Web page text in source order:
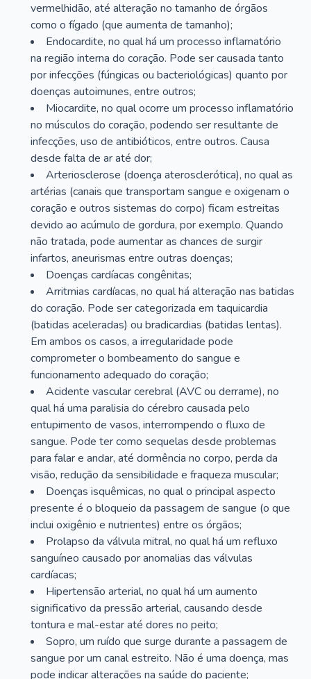
vermelhidão, até alteração no tamanho de órgãos
como o fígado (que aumenta de tamanho);
Endocardite, no qual há um processo inflamatório
na região interna do coração. Pode ser causada tanto
por infecções (fúngicas ou bacteriológicas) quanto por
doenças autoimunes, entre outros;
Miocardite, no qual ocorre um processo inflamatório
no músculos do coração, podendo ser resultante de
infecções, uso de antibióticos, entre outros. Causa
desde falta de ar até dor;
Arteriosclerose (doença aterosclerótica), no qual as
artérias (canais que transportam sangue e oxigenam o
coração e outros sistemas do corpo) ficam estreitas
devido ao acúmulo de gordura, por exemplo. Quando
não tratada, pode aumentar as chances de surgir
infartos, aneurismas entre outras doenças;
Doenças cardíacas congênitas;
Arritmias cardíacas, no qual há alteração nas batidas
do coração. Pode ser categorizada em taquicardia
(batidas aceleradas) ou bradicardias (batidas lentas).
Em ambos os casos, a irregularidade pode
comprometer o bombeamento do sangue e
funcionamento adequado do coração;
Acidente vascular cerebral (AVC ou derrame), no
qual há uma paralisia do cérebro causada pelo
entupimento de vasos, interrompendo o fluxo de
sangue. Pode ter como sequelas desde problemas
para falar e andar, até dormência no corpo, perda da
visão, redução da sensibilidade e fraqueza muscular;
Doenças isquêmicas, no qual o principal aspecto
presente é o bloqueio da passagem de sangue (o que
inclui oxigênio e nutrientes) entre os órgãos;
Prolapso da válvula mitral, no qual há um refluxo
sanguíneo causado por anomalias das válvulas
cardíacas;
Hipertensão arterial, no qual há um aumento
significativo da pressão arterial, causando desde
tontura e mal-estar até dores no peito;
Sopro, um ruído que surge durante a passagem de
sangue por um canal estreito. Não é uma doença, mas
pode indicar alterações na saúde do paciente;